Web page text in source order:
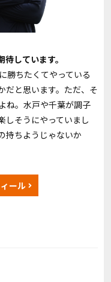
待しています。
勝ちたくてやっている
だと思います。ただ、そ
ね。水戸や千葉が調子
しそうにやっていまし
持ちようじゃないか
ール